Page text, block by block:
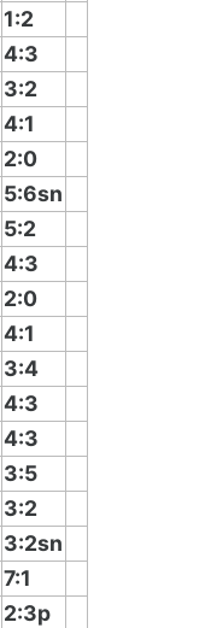
1:2
4:3
3:2
4:1
2:0
5:6sn
5:2
4:3
2:0
4:1
3:4
4:3
4:3
3:5
3:2
3:2sn
7:1
2:3p